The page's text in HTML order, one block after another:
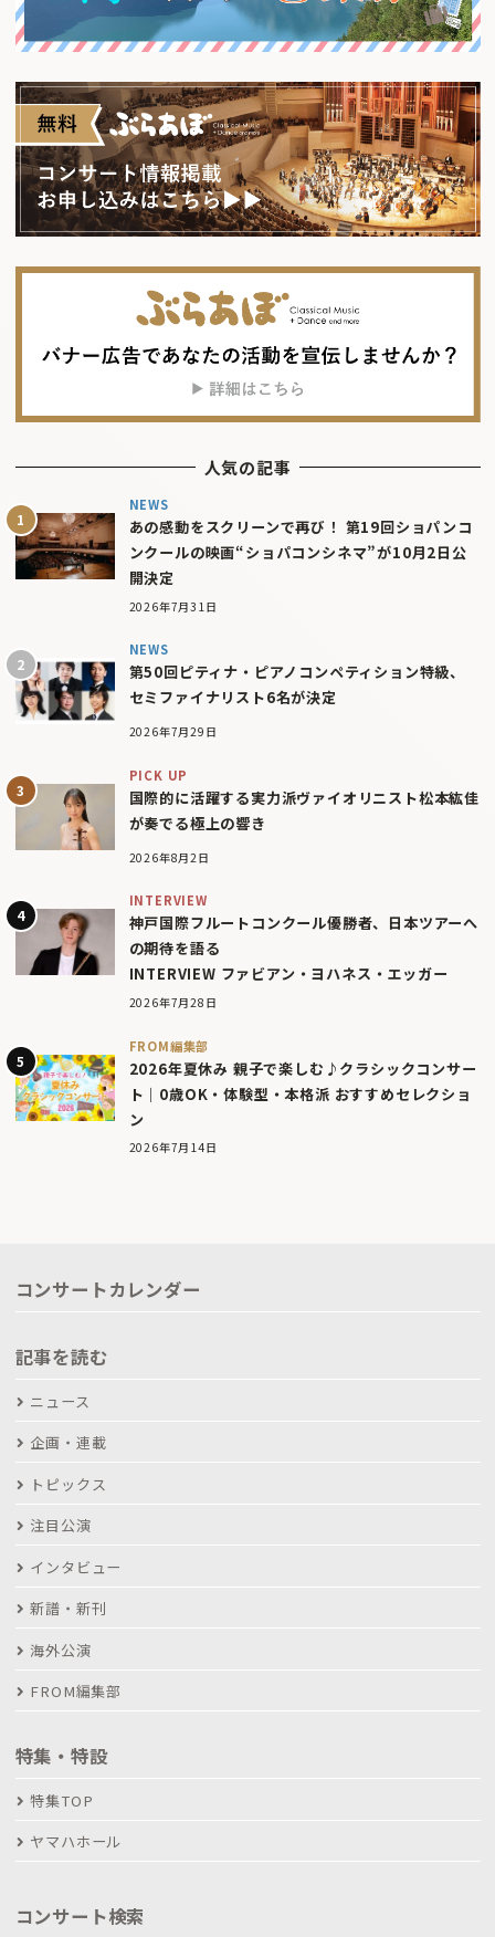
人気の記事
NEWS
あの感動をスクリーンで再び！ 第19回ショパンコ
ンクールの映画“ショパコンシネマ”が10月2日公
開決定
2026年7月31日
NEWS
第50回ピティナ・ピアノコンペティション特級、
セミファイナリスト6名が決定
2026年7月29日
PICK UP
国際的に活躍する実力派ヴァイオリニスト松本紘佳
が奏でる極上の響き
2026年8月2日
INTERVIEW
神戸国際フルートコンクール優勝者、日本ツアーへ
の期待を語る
INTERVIEW ファビアン・ヨハネス・エッガー
2026年7月28日
FROM編集部
2026年夏休み 親子で楽しむ♪クラシックコンサー
ト｜0歳OK・体験型・本格派 おすすめセレクショ
ン
2026年7月14日
コンサートカレンダー
記事を読む
ニュース
企画・連載
トピックス
注目公演
インタビュー
新譜・新刊
海外公演
FROM編集部
特集・特設
特集TOP
ヤマハホール
コンサート検索